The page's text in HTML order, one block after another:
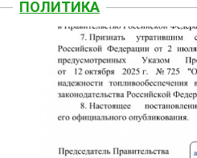
ПОЛИТИКА